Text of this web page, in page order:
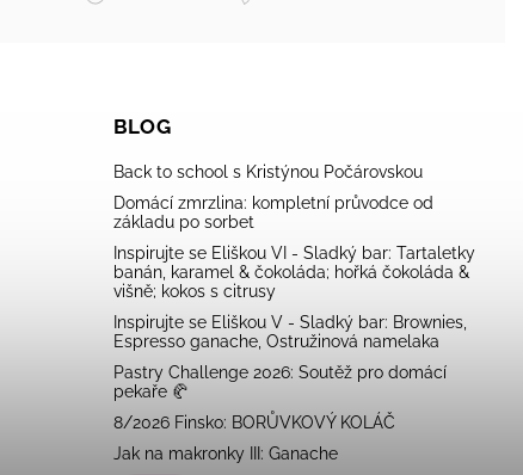
BLOG
Back to school s Kristýnou Počárovskou
Domácí zmrzlina: kompletní průvodce od
základu po sorbet
Inspirujte se Eliškou VI - Sladký bar: Tartaletky
banán, karamel & čokoláda; hořká čokoláda &
višně; kokos s citrusy
Inspirujte se Eliškou V - Sladký bar: Brownies,
Espresso ganache, Ostružinová namelaka
Pastry Challenge 2026: Soutěž pro domácí
pekaře 🥐
8/2026 Finsko: BORŮVKOVÝ KOLÁČ
Jak na makronky III: Ganache